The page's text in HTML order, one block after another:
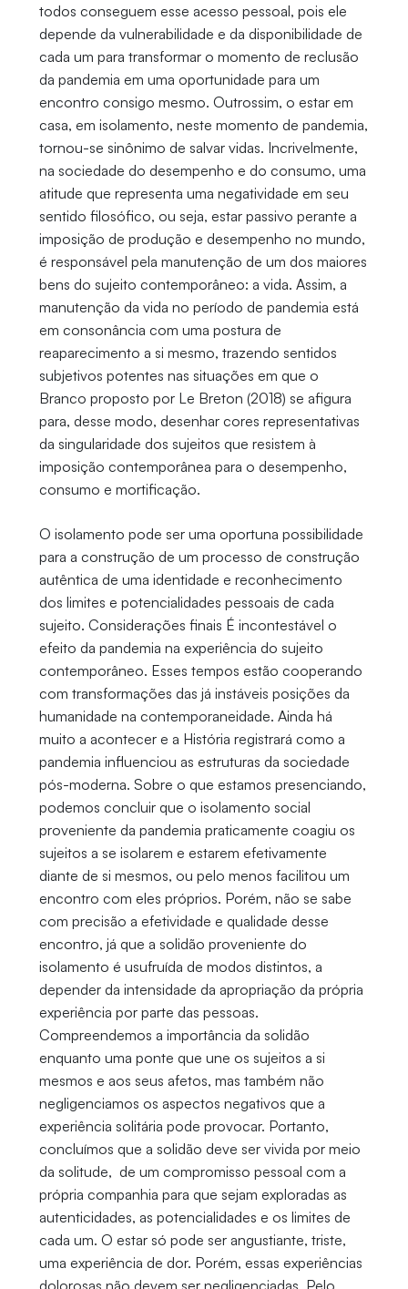
todos conseguem esse acesso pessoal, pois ele
depende da vulnerabilidade e da disponibilidade de
cada um para transformar o momento de reclusão
da pandemia em uma oportunidade para um
encontro consigo mesmo. Outrossim, o estar em
casa, em isolamento, neste momento de pandemia,
tornou-se sinônimo de salvar vidas. Incrivelmente,
na sociedade do desempenho e do consumo, uma
atitude que representa uma negatividade em seu
sentido filosófico, ou seja, estar passivo perante a
imposição de produção e desempenho no mundo,
é responsável pela manutenção de um dos maiores
bens do sujeito contemporâneo: a vida. Assim, a
manutenção da vida no período de pandemia está
em consonância com uma postura de
reaparecimento a si mesmo, trazendo sentidos
subjetivos potentes nas situações em que o
Branco proposto por Le Breton (2018) se afigura
para, desse modo, desenhar cores representativas
da singularidade dos sujeitos que resistem à
imposição contemporânea para o desempenho,
consumo e mortificação.
O isolamento pode ser uma oportuna possibilidade
para a construção de um processo de construção
autêntica de uma identidade e reconhecimento
dos limites e potencialidades pessoais de cada
sujeito. Considerações finais É incontestável o
efeito da pandemia na experiência do sujeito
contemporâneo. Esses tempos estão cooperando
com transformações das já instáveis posições da
humanidade na contemporaneidade. Ainda há
muito a acontecer e a História registrará como a
pandemia influenciou as estruturas da sociedade
pós-moderna. Sobre o que estamos presenciando,
podemos concluir que o isolamento social
proveniente da pandemia praticamente coagiu os
sujeitos a se isolarem e estarem efetivamente
diante de si mesmos, ou pelo menos facilitou um
encontro com eles próprios. Porém, não se sabe
com precisão a efetividade e qualidade desse
encontro, já que a solidão proveniente do
isolamento é usufruída de modos distintos, a
depender da intensidade da apropriação da própria
experiência por parte das pessoas.
Compreendemos a importância da solidão
enquanto uma ponte que une os sujeitos a si
mesmos e aos seus afetos, mas também não
negligenciamos os aspectos negativos que a
experiência solitária pode provocar. Portanto,
concluímos que a solidão deve ser vivida por meio
da solitude, de um compromisso pessoal com a
própria companhia para que sejam exploradas as
autenticidades, as potencialidades e os limites de
cada um. O estar só pode ser angustiante, triste,
uma experiência de dor. Porém, essas experiências